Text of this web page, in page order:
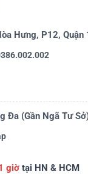
Hưng, P12, Quận
Đa (Gần Ngã Tư
giờtại HN & HCM